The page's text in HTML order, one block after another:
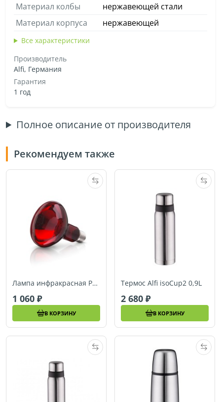
Материал колбы
нержавеющей стали
Материал корпуса
нержавеющей
Все характеристики
Производитель
Alfi, Германия
Гарантия
1 год
Полное описание от производителя
Рекомендуем также
Лампа инфракрасная Philips 100 Ватт
1 060
В КОРЗИНУ
Термос Alfi isoCup2 0,9L
2 680
В КОРЗИНУ